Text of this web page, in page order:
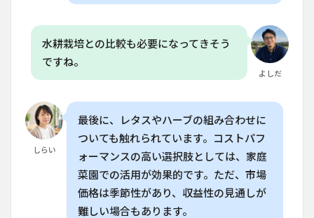
で育てる
レタス・
コストは
どれくら
ますか？
6.4
Q.
垂直
gardening
システム
はどれで
よしだ
水耕栽培との比較も必要になってきそう
ですね。
しらい
最後に、レタスやハーブの組み合わせに
ついても触れられています。コストパフ
ォーマンスの高い選択肢としては、家庭
菜園での活用が効果的です。ただ、市場
価格は季節性があり、収益性の見通しが
難しい場合もあります。